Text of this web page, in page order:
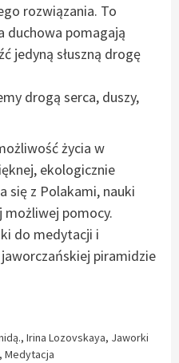
rozwiązania. To
duchowa pomagają
jedyną słuszną drogę
drogą serca, duszy,
życia w
ekologicznie
się z Polakami, nauki
możliwej pomocy.
do medytacji i
piramidzie
, Irina Lozovskaya, Jaworki
, Medytacja